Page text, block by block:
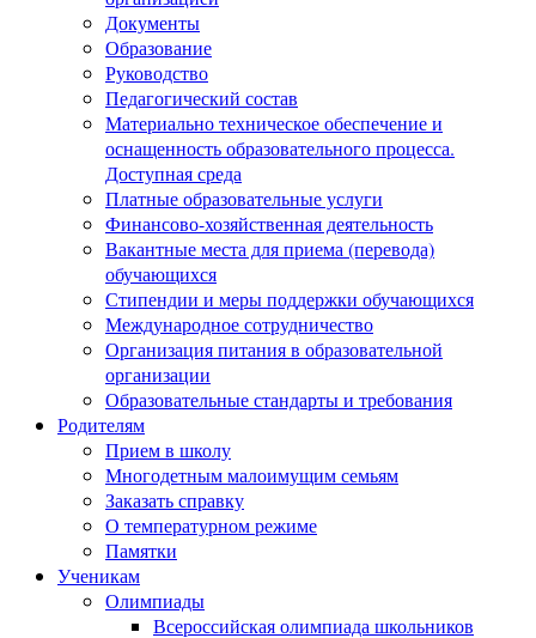
Документы
Образование
Руководство
Педагогический состав
Материально техническое обеспечение и
оснащенность образовательного процесса.
Доступная среда
Платные образовательные услуги
Финансово-хозяйственная деятельность
Вакантные места для приема (перевода)
обучающихся
Стипендии и меры поддержки обучающихся
Международное сотрудничество
Организация питания в образовательной
организации
Образовательные стандарты и требования
Родителям
Прием в школу
Многодетным малоимущим семьям
Заказать справку
О температурном режиме
Памятки
Ученикам
Олимпиады
Всероссийская олимпиада школьников